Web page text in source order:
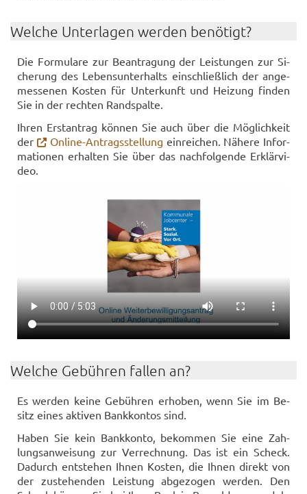
Wel­che Un­ter­la­gen wer­den be­nö­tigt?
Die For­mu­la­re zur Be­an­tra­gung der Leis­tun­gen zur Si­
che­rung des Le­bens­un­ter­halts ein­schließ­lich der an­ge­
mes­se­nen Kos­ten für Un­ter­kunft und Hei­zung fin­den
Sie in der rech­ten Rand­spal­te.
Ihren Erst­an­trag kön­nen Sie auch über die Mög­lich­keit
der
Online-​Antragsstellung ein­rei­chen. Nä­he­re In­for­
ma­tio­nen er­hal­ten Sie über das nach­fol­gen­de Er­klär­vi­
deo.
Wel­che Ge­büh­ren fal­len an?
Es wer­den keine Ge­büh­ren er­ho­ben, wenn Sie im Be­
sitz eines ak­ti­ven Bank­kon­tos sind.
Haben Sie kein Bank­kon­to, be­kom­men Sie eine Zah­
lungs­an­wei­sung zur Ver­rech­nung. Das ist ein Scheck.
Da­durch ent­ste­hen Ihnen Kos­ten, die Ihnen di­rekt von
der zu­ste­hen­den Leis­tung ab­ge­zo­gen wer­den. Den